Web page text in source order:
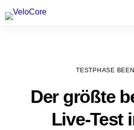
Agenturen & Webdesigner
TESTPHASE
Der größte
Live-Test